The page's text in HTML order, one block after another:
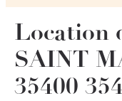
Location
SAINT
35400